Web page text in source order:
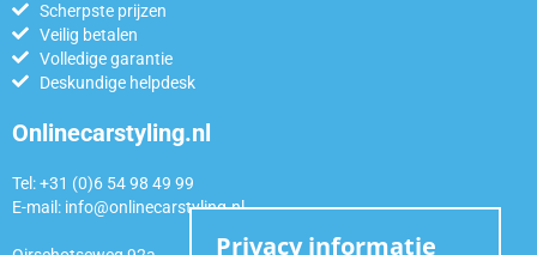
Scherpste prijzen
Veilig betalen
Volledige garantie
Deskundige helpdesk
Onlinecarstyling.nl
Tel: +31 (0)6 54 98 49 99
E-mail: info@onlinecarstyling.nl
Privacy informatie